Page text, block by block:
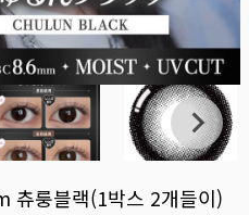
츄룽블랙(1박스 2개들이)